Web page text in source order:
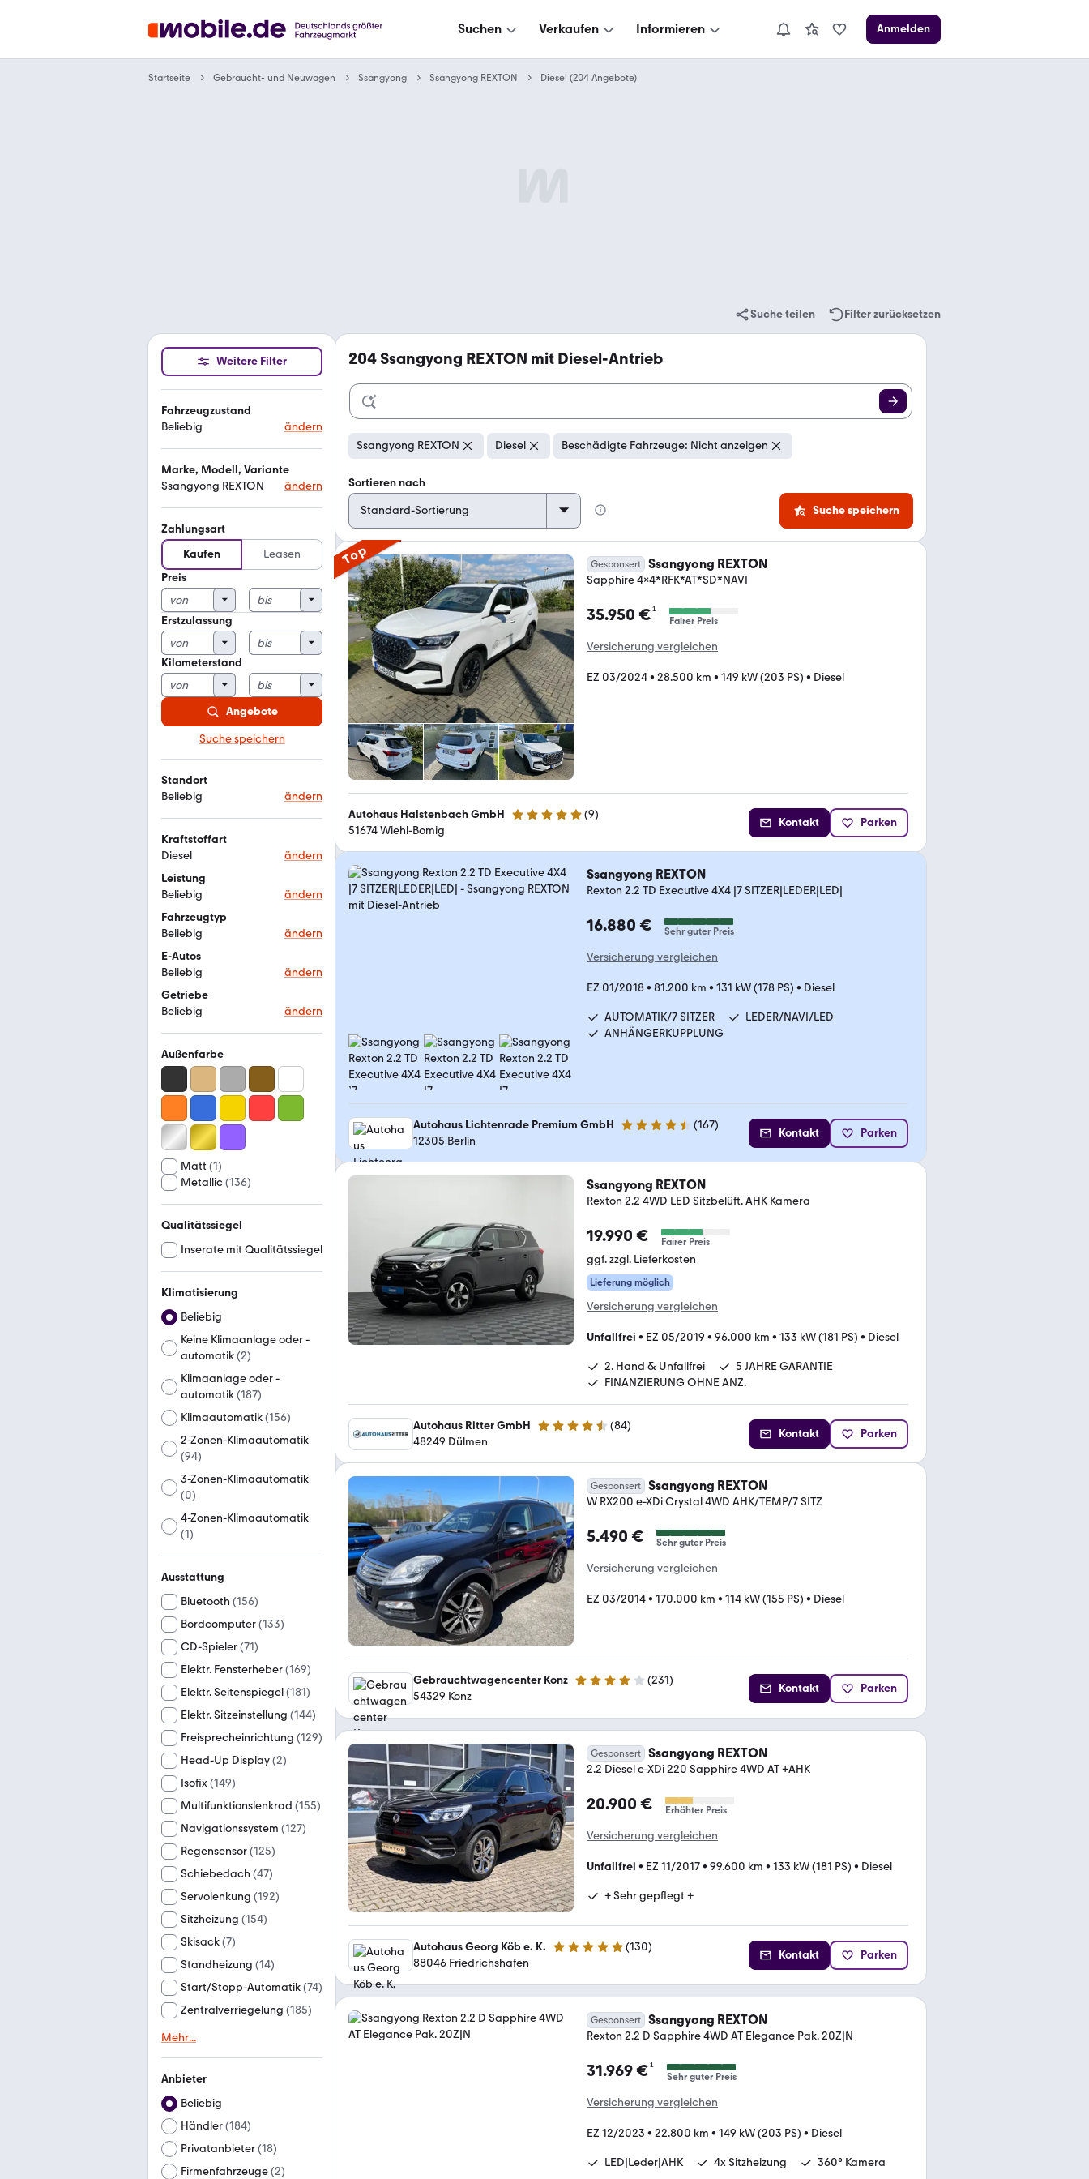
Suchen Verkaufen Informieren Anmelden
Startseite Gebraucht- und Neuwagen Ssangyong Ssangyong REXTON Diesel (204 Angebote)
Suche teilen Filter zurücksetzen
Weitere Filter
Fahrzeugzustand
Beliebig
ändern
Marke, Modell, Variante
Ssangyong REXTON
ändern
Zahlungsart
Kaufen
Leasen
Preis
Erstzulassung
Kilometerstand
Angebote
Suche speichern
Standort
Beliebig
ändern
Kraftstoffart
Diesel
ändern
Leistung
Beliebig
ändern
Fahrzeugtyp
Beliebig
ändern
E-Autos
Beliebig
ändern
Getriebe
Beliebig
ändern
Außenfarbe
Matt (1)
Metallic(136)
Qualitätssiegel
Inserate mit Qualitätssiegel
Klimatisierung
Beliebig
Keine Klimaanlage oder -
automatik(2)
Klimaanlage oder -
automatik(187)
Klimaautomatik(156)
2-Zonen-Klimaautomatik
(94)
3-Zonen-Klimaautomatik
(0)
4-Zonen-Klimaautomatik
(1)
Ausstattung
Bluetooth (156)
Bordcomputer(133)
CD-Spieler(71)
Elektr. Fensterheber(169)
Elektr. Seitenspiegel(181)
Elektr. Sitzeinstellung (144)
Freisprecheinrichtung (129)
Head-Up Display(2)
Isofix(149)
Multifunktionslenkrad (155)
Navigationssystem (127)
Regensensor(125)
Schiebedach (47)
Servolenkung (192)
Sitzheizung (154)
Skisack(7)
Standheizung (14)
Start/Stopp-Automatik(74)
Zentralverriegelung (185)
Mehr...
Anbieter
Beliebig
Händler(184)
Privatanbieter(18)
Firmenfahrzeuge(2)
204 Ssangyong REXTON mit Diesel-Antrieb
Ssangyong REXTON Diesel Beschädigte Fahrzeuge: Nicht anzeigen
Sortieren nach
Suche speichern
Top Gesponsert Ssangyong REXTON
Sapphire 4x4*RFK*AT*SD*NAVI
35.950 €¹
Fairer Preis
Versicherung vergleichen
EZ 03/2024• 28.500 km • 149 kW (203 PS) • Diesel
Autohaus Halstenbach GmbH 5 Sterne (9)
51674 Wiehl-Bomig
Kontakt Parken
Ssangyong REXTON
Rexton 2.2 TD Executive 4X4 |7 SITZER|LEDER|LED|
16.880 € Sehr guter Preis
Versicherung vergleichen
EZ 01/2018• 81.200 km • 131 kW (178 PS) • Diesel
AUTOMATIK/7 SITZER
LEDER/NAVI/LED
ANHÄNGERKUPPLUNG
Autohaus Lichtenrade Premium GmbH 4.6 Sterne (167)
12305 Berlin
Kontakt Parken
Ssangyong REXTON
Rexton 2.2 4WD LED Sitzbelüft. AHK Kamera
19.990 € Fairer Preis
ggf. zzgl. Lieferkosten
Lieferung möglich
Versicherung vergleichen
Unfallfrei • EZ 05/2019 • 96.000 km • 133 kW (181 PS) • Diesel
2. Hand & Unfallfrei
5 JAHRE GARANTIE
FINANZIERUNG OHNE ANZ.
Autohaus Ritter GmbH 4.7 Sterne (84)
48249 Dülmen
Kontakt Parken
Gesponsert Ssangyong REXTON
W RX200 e-XDi Crystal 4WD AHK/TEMP/7 SITZ
5.490 € Sehr guter Preis
Versicherung vergleichen
EZ 03/2014• 170.000 km • 114 kW (155 PS) • Diesel
Gebrauchtwagencenter Konz 3.9 Sterne (231)
54329 Konz
Kontakt Parken
Gesponsert Ssangyong REXTON
2.2 Diesel e-XDi 220 Sapphire 4WD AT +AHK
20.900 € Erhöhter Preis
Versicherung vergleichen
Unfallfrei • EZ 11/2017• 99.600 km • 133 kW (181 PS) • Diesel
+ Sehr gepflegt +
Autohaus Georg Köb e. K. 5 Sterne (130)
88046 Friedrichshafen
Kontakt Parken
Gesponsert Ssangyong REXTON
Rexton 2.2 D Sapphire 4WD AT Elegance Pak. 20Z|N
31.969 €¹
Sehr guter Preis
Versicherung vergleichen
EZ 12/2023 • 22.800 km • 149 kW (203 PS) • Diesel
LED|Leder|AHK 4x Sitzheizung 360° Kamera